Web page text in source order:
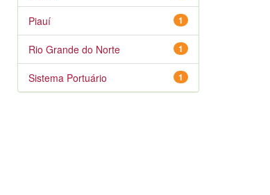
1
Piauí
1
Rio Grande do Norte
1
Sistema Portuário